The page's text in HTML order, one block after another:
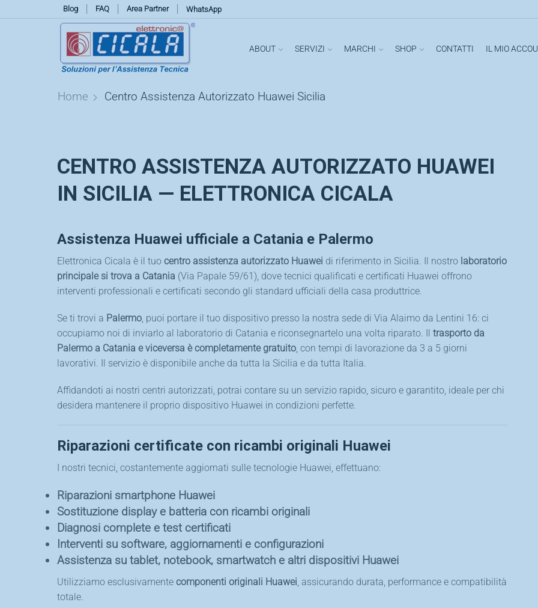
Blog FAQ Area Partner WhatsApp
ABOUT SERVIZI MARCHI SHOP CONTATTI IL MIO
Home Centro Assistenza Autorizzato Huawei Sicilia
CENTRO ASSISTENZA AUTORIZZATO HUAWEI
IN SICILIA — ELETTRONICA CICALA
Assistenza Huawei ufficiale a Catania e Palermo
Elettronica Cicala è il tuo centro assistenza autorizzato Huawei di riferimento in Sicilia. Il nostro laboratorio
principale si trova a Catania (Via Papale 59/61), dove tecnici qualificati e certificati Huawei offrono
interventi professionali e certificati secondo gli standard ufficiali della casa produttrice.
Se ti trovi a Palermo, puoi portare il tuo dispositivo presso la nostra sede di Via Alaimo da Lentini 16: ci
occupiamo noi di inviarlo al laboratorio di Catania e riconsegnartelo una volta riparato. Il trasporto da
Palermo a Catania e viceversa è completamente gratuito, con tempi di lavorazione da 3 a 5 giorni
lavorativi. Il servizio è disponibile anche da tutta la Sicilia e da tutta Italia.
Affidandoti ai nostri centri autorizzati, potrai contare su un servizio rapido, sicuro e garantito, ideale per chi
desidera mantenere il proprio dispositivo Huawei in condizioni perfette.
Riparazioni certificate con ricambi originali Huawei
I nostri tecnici, costantemente aggiornati sulle tecnologie Huawei, effettuano:
Riparazioni smartphone Huawei
Sostituzione display e batteria con ricambi originali
Diagnosi complete e test certificati
Interventi su software, aggiornamenti e configurazioni
Assistenza su tablet, notebook, smartwatch e altri dispositivi Huawei
Utilizziamo esclusivamente componenti originali Huawei , assicurando durata, performance e compatibilità
totale.